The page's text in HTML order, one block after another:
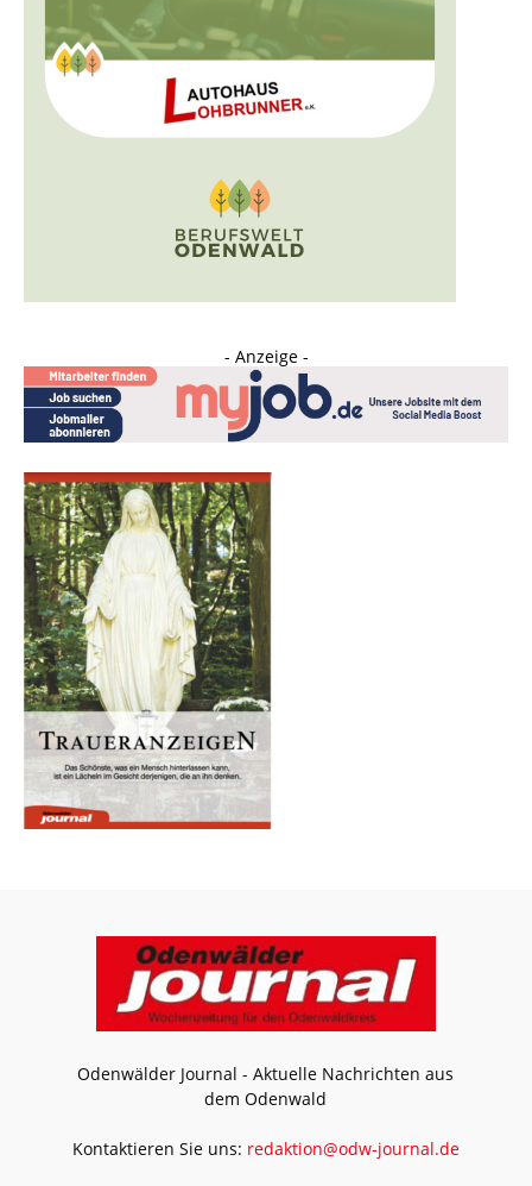
- Anzeige -
Odenwälder Journal - Aktuelle Nachrichten aus
dem Odenwald
Kontaktieren Sie uns: redaktion@odw-journal.de